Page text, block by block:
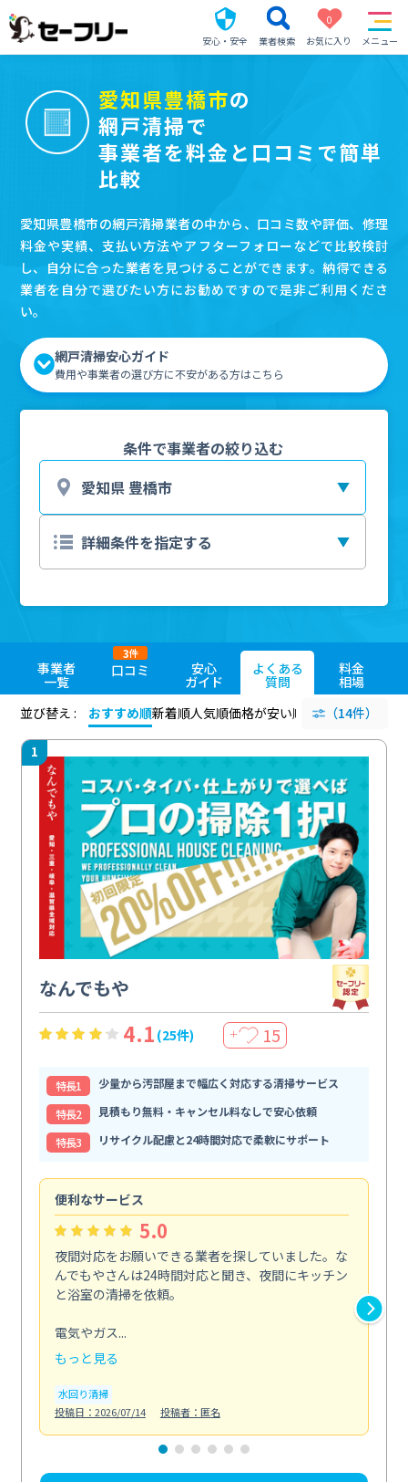
安心・安全 業者検索
0
お気に入り
メニュー
愛知県豊橋市の
網戸清掃で
事業者を料金と口コミで簡単
比較
愛知県豊橋市の網戸清掃業者の中から、口コミ数や評価、修理
料金や実績、支払い方法やアフターフォローなどで比較検討
し、自分に合った業者を見つけることができます。納得できる
業者を自分で選びたい方にお勧めですので是非ご利用くださ
い。
網戸清掃安心ガイド
費用や事業者の選び方に不安がある方はこちら
条件で事業者の絞り込む
事業者
一覧
口コミ
3件
安心
ガイド
よくある
質問
料金
相場
並び替え :
おすすめ順新着順人気順価格が安い順 評価が高い順
（14件）
1
なんでもや
4.1 (25件) ＋ 15
特⻑1
少量から汚部屋まで幅広く対応する清掃サービス
特⻑2
見積もり無料・キャンセル料なしで安心依頼
特⻑3
リサイクル配慮と24時間対応で柔軟にサポート
便利なサービス
5.0
夜間対応をお願いできる業者を探していました。な
んでもやさんは24時間対応と聞き、夜間にキッチン
と浴室の清掃を依頼。
電気やガス...
もっと見る
水回り清掃
投稿日：2026/07/14
投稿者：匿名